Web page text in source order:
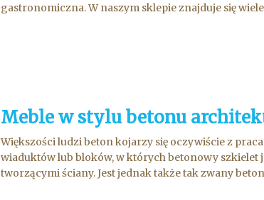
gastronomiczna. W naszym sklepie znajduje się
Meble w stylu betonu
Większości ludzi beton kojarzy się oczywiście z
wiaduktów lub bloków, w których betonowy
tworzącymi ściany. Jest jednak także tak zwany